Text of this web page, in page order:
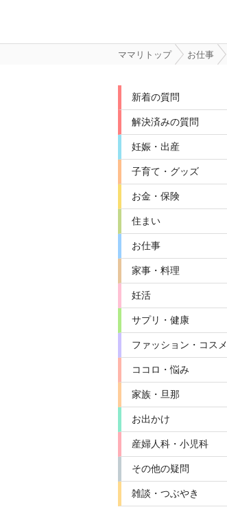
ママリトップ お仕事
新着の質問
解決済みの質問
妊娠・出産
子育て・グッズ
お金・保険
住まい
お仕事
家事・料理
妊活
サプリ・健康
ファッション・コスメ
ココロ・悩み
家族・旦那
お出かけ
産婦人科・小児科
その他の疑問
雑談・つぶやき